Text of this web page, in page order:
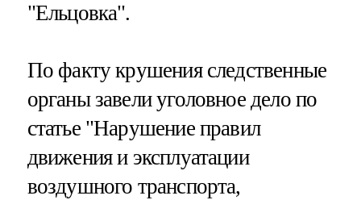
"Ельцовка".
По факту крушения следственные
органы завели уголовное дело по
статье "Нарушение правил
движения и эксплуатации
воздушного транспорта,